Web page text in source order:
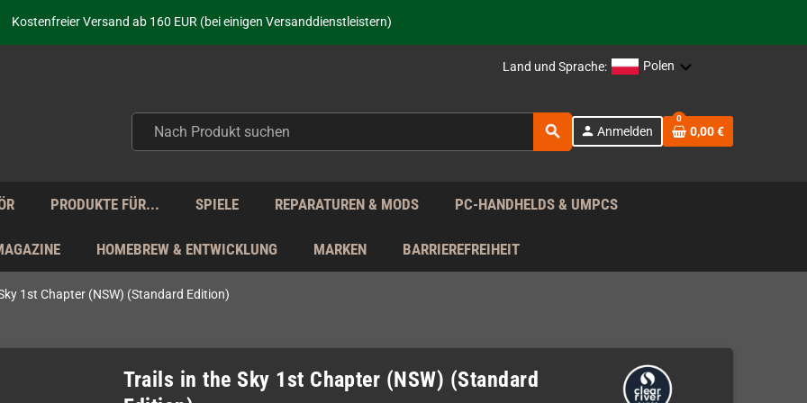
Kostenfreier Versand ab 160 EUR (bei einigen Versanddienstleistern)
Seit über 20 Jahren Deine Anlaufstelle für neue Retro-Hardware!
Täglicher Versand Mo - Fr aus Deutschland - zollfrei innerhalb der EU!
Land und Sprache: Polen
search person Anmelden
0
0,00 €
PRODUKTE FÜR... SPIELE REPARATUREN & MODS PC-HANDHELDS & UMPCS
HOMEBREW & ENTWICKLUNG MARKEN BARRIEREFREIHEIT
1st Chapter (NSW) (Standard Edition)
Trails in the Sky 1st Chapter (NSW) (Standard